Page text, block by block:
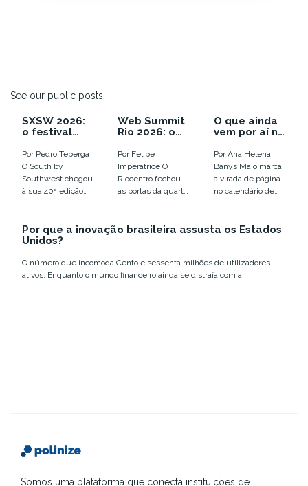
See our public posts
SXSW 2026:
o festival
as
tendências e
colocou o
humano em
xeque
Por Pedro Teberga
O South by
Southwest chegou
à sua 40ª edição
Web Summit
Rio 2026: o
euforia com
IA virou
disputa por
infraestrutur
a
Por Felipe
Imperatrice O
Riocentro fechou
as portas da quarta
números que
O que ainda
vem por aí no
de inovação
de 2026
Por Ana Helena
Banys Maio marca
a virada de página
no calendário de
inovação no
Por que a inovação brasileira assusta os Estados
Unidos?
O número que incomoda Cento e sessenta milhões de utilizadores
ativos. Enquanto o mundo financeiro ainda se distraía com a...
Somos uma plataforma que conecta instituições de